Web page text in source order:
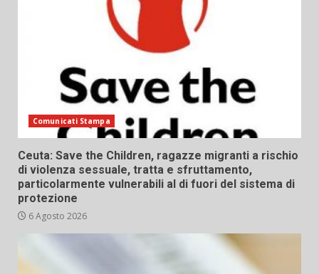
Comunicati Stampa
Ceuta: Save the Children, ragazze migranti a rischio
di violenza sessuale, tratta e sfruttamento,
particolarmente vulnerabili al di fuori del sistema di
protezione
6 Agosto 2026